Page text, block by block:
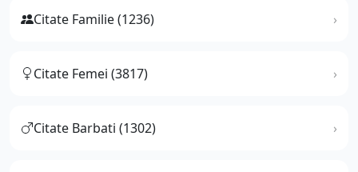
Citate Familie (1236)
Citate Femei (3817)
Citate Barbati (1302)